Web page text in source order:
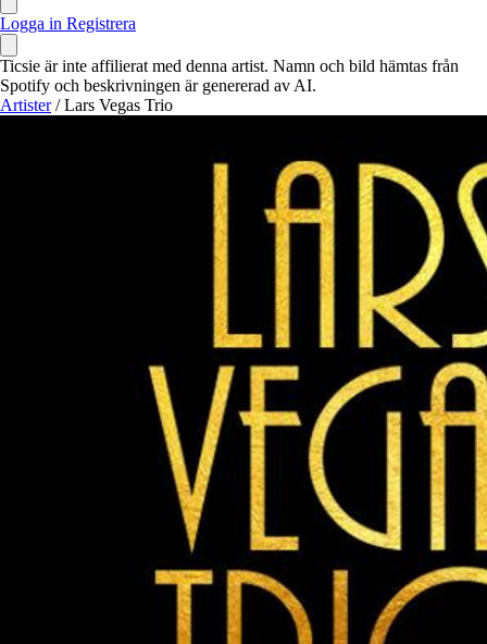
Logga in Registrera
Ticsie är inte affilierat med denna artist. Namn och bild hämtas från
Spotify och beskrivningen är genererad av AI.
Artister / Lars Vegas Trio